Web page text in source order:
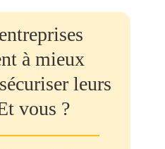
entreprises
à mieux
leurs
vous ?